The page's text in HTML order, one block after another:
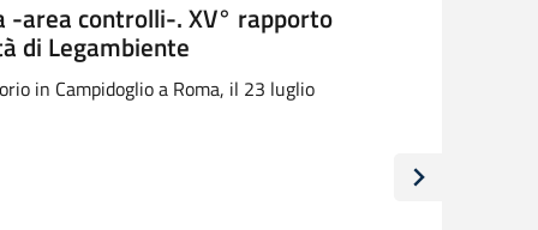
-area controlli-. XV° rapporto
di Legambiente
in Campidoglio a Roma, il 23 luglio